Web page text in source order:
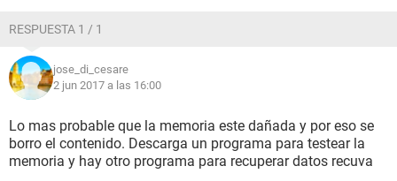
RESPUESTA 1 / 1
jose_di_cesare
2 jun 2017 a las 16:00
Lo mas probable que la memoria este dañada y por eso se
borro el contenido. Descarga un programa para testear la
memoria y hay otro programa para recuperar datos recuva